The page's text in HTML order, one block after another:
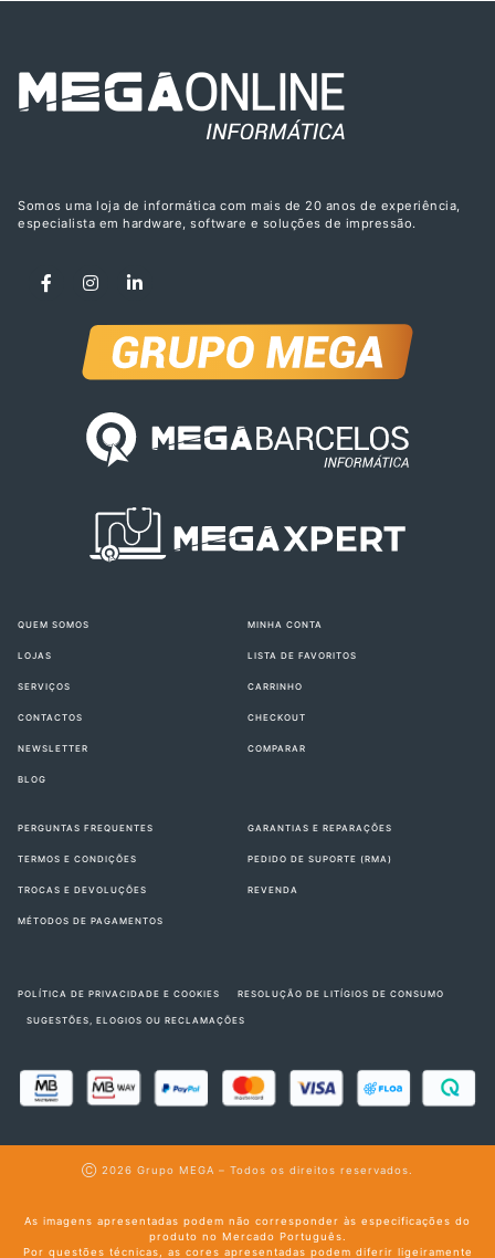
Somos uma loja de informática com mais de 20 anos de experiência,
especialista em hardware, software e soluções de impressão.
QUEM SOMOS
LOJAS
SERVIÇOS
CONTACTOS
NEWSLETTER
BLOG
MINHA CONTA
LISTA DE FAVORITOS
CARRINHO
CHECKOUT
COMPARAR
PERGUNTAS FREQUENTES
TERMOS E CONDIÇÕES
TROCAS E DEVOLUÇÕES
MÉTODOS DE PAGAMENTOS
GARANTIAS E REPARAÇÕES
PEDIDO DE SUPORTE (RMA)
REVENDA
POLÍTICA DE PRIVACIDADE E COOKIES RESOLUÇÃO DE LITÍGIOS DE CONSUMO
SUGESTÕES, ELOGIOS OU RECLAMAÇÕES
Ⓒ 2026 Grupo MEGA – Todos os direitos reservados.
As imagens apresentadas podem não corresponder às especificações do
produto no Mercado Português.
Por questões técnicas, as cores apresentadas podem diferir ligeiramente